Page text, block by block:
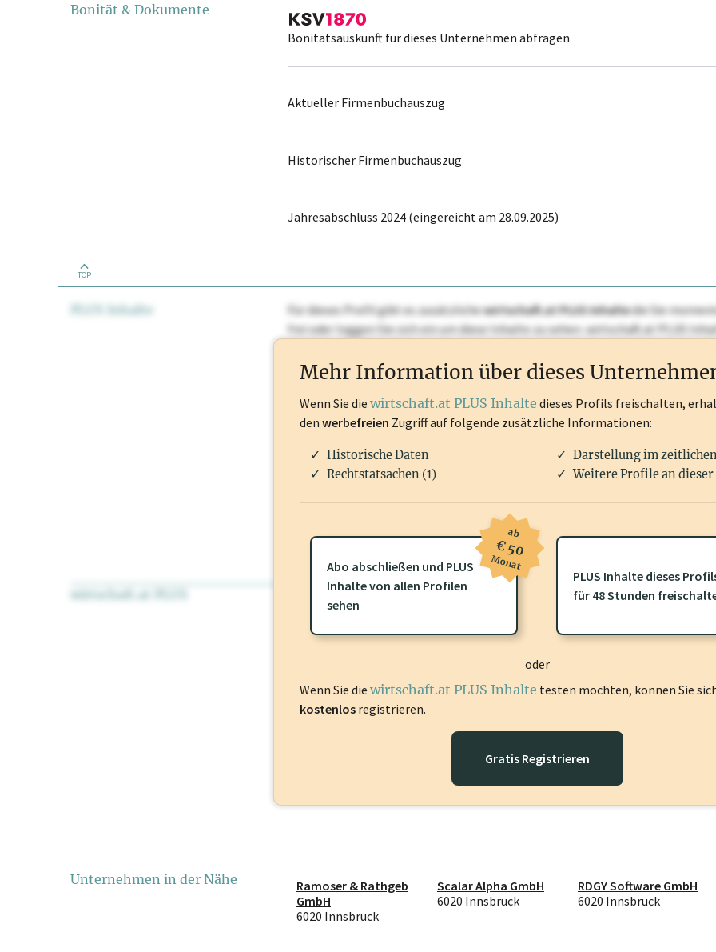
Bonität & Dokumente
Bonitätsauskunft für dieses Unternehmen abfragen
Aktueller Firmenbuchauszug
Historischer Firmenbuchauszug
Jahresabschluss 2024 (eingereicht am 28.09.2025)
TOP
PLUS Inhalte Für dieses Profil gibt es zusätzlichewirtschaft.at PLUS Inhaltedie Sie
frei oder loggen Sie sich ein um diese Inhalte zu sehen. wirtschaft.at PLUS
wirtschaft.at PLUS Für dieses Profil gibt es zusätzliche wirtschaft.at PLUS Inhaltedie Sie
frei oder loggen Sie sich ein um diese Inhalte zu sehen.
Mehr Information über dieses
Wenn Sie die wirtschaft.at PLUS Inhalte dieses Profils freischalten,
den werbefreien Zugriff auf folgende zusätzliche Informationen:
Historische Daten
Darstellung im
Rechtstatsachen (1)
Weitere Profile an dieser
Abo abschließen und PLUS
Inhalte von allen Profilen
sehen
ab
€ 50
Monat
PLUS Inhalte dieses
für 48 Stunden
oder
Wenn Sie die wirtschaft.at PLUS Inhalte testen möchten, können Sie
kostenlos registrieren.
Gratis Registrieren
Unternehmen in der Nähe
Ramoser & Rathgeb
GmbH
6020 Innsbruck
Scalar Alpha GmbH
6020 Innsbruck
RDGY Software GmbH
6020 Innsbruck